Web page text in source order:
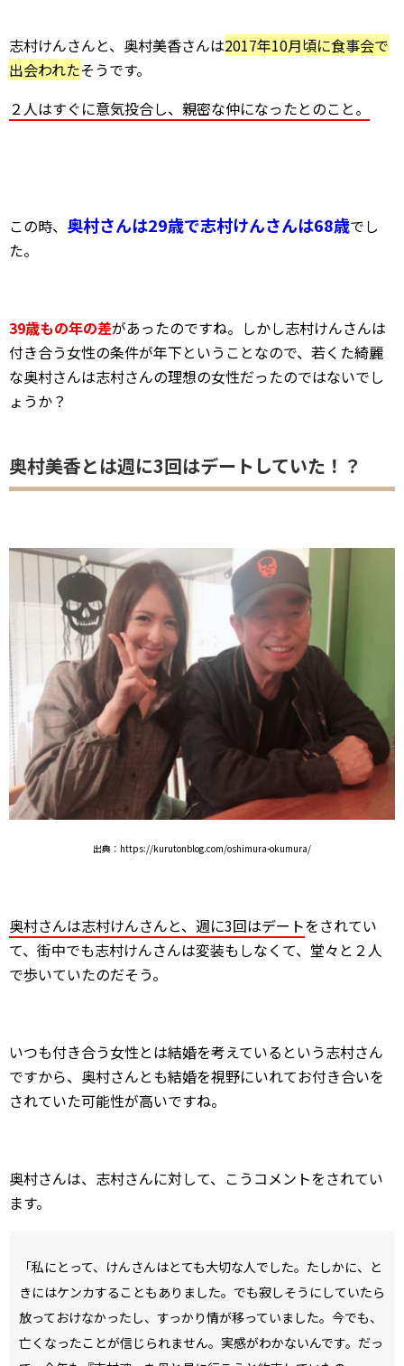
志村けんさんと、奥村美香さんは2017年10月頃に食事会で
出会われたそうです。
２人はすぐに意気投合し、親密な仲になったとのこと。
この時、 奥村さんは29歳で志村けんさんは68歳でし
た。
39歳もの年の差があったのですね。しかし志村けんさんは
付き合う女性の条件が年下ということなので、若くた綺麗
な奥村さんは志村さんの理想の女性だったのではないでし
ょうか？
奥村美香とは週に3回はデートしていた！？
出典：https://kurutonblog.com/oshimura-okumura/
奥村さんは志村けんさんと、週に3回はデートをされてい
て、街中でも志村けんさんは変装もしなくて、堂々と２人
で歩いていたのだそう。
いつも付き合う女性とは結婚を考えているという志村さん
ですから、奥村さんとも結婚を視野にいれてお付き合いを
されていた可能性が高いですね。
奥村さんは、志村さんに対して、こうコメントをされてい
ます。
「私にとって、けんさんはとても大切な人でした。たしかに、と
きにはケンカすることもありました。でも寂しそうにしていたら
放っておけなかったし、すっかり情が移っていました。今でも、
亡くなったことが信じられません。実感がわかないんです。だっ